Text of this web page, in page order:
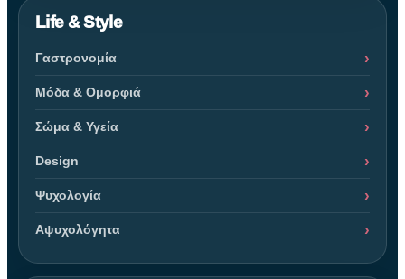
Life & Style
Γαστρονομία
Μόδα & Ομορφιά
Σώμα & Υγεία
Design
Ψυχολογία
Αψυχολόγητα